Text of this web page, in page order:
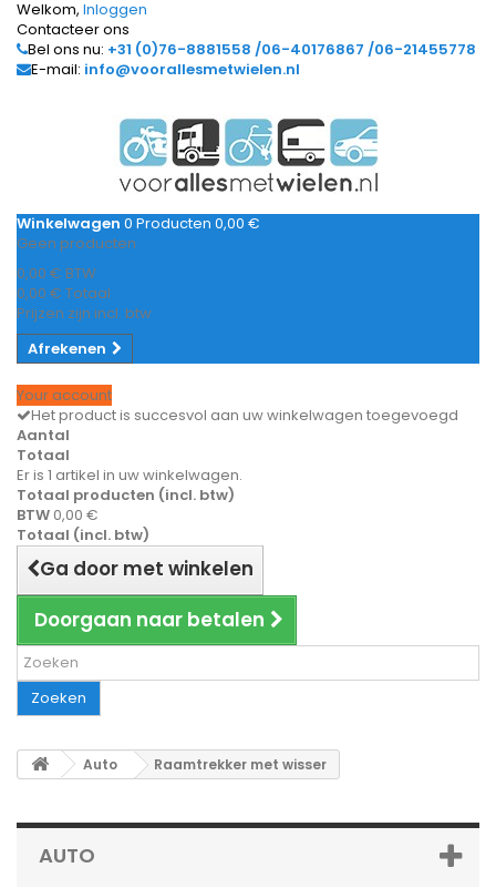
Welkom, Inloggen
Contacteer ons
Bel ons nu: +31 (0)76-8881558 /06-40176867 /06-21455778
E-mail: info@voorallesmetwielen.nl
Winkelwagen 0 Producten 0,00 €
Geen producten
0,00 € BTW
0,00 € Totaal
Prijzen zijn incl. btw
Afrekenen
Your account
Het product is succesvol aan uw winkelwagen toegevoegd
Aantal
Totaal
Er is 1 artikel in uw winkelwagen.
Totaal producten (incl. btw)
BTW 0,00 €
Totaal (incl. btw)
Ga door met winkelen
Doorgaan naar betalen
Zoeken
Auto Raamtrekker met wisser
AUTO